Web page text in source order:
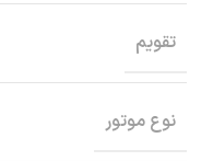
تقویم
نوع موتور